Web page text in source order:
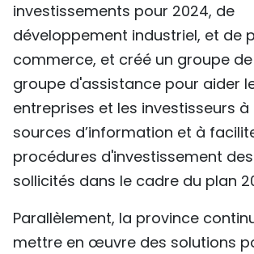
investissements pour 2024, de
développement industriel, et de
commerce, et créé un groupe
groupe d'assistance pour aider
entreprises et les investisseurs
sources d’information et à
procédures d'investissement
sollicités dans le cadre du plan
Parallèlement, la province
mettre en œuvre des solutions